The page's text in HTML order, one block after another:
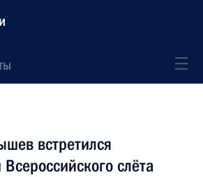
встретился
слёта